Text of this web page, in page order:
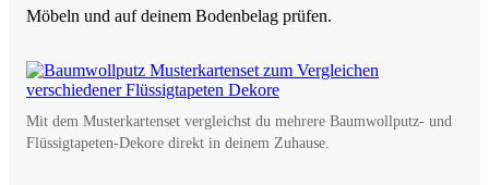
Möbeln und auf deinem Bodenbelag prüfen.
Mit dem Musterkartenset vergleichst du mehrere Baumwollputz- und
Flüssigtapeten-Dekore direkt in deinem Zuhause.